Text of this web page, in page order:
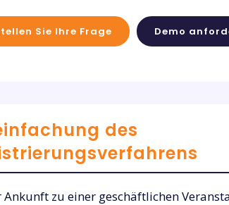
Sie Ihre Frage Demo
des
Ankunft zu einer geschäftlichen